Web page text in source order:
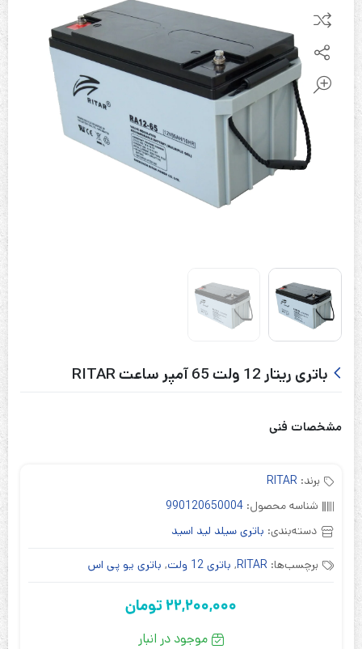
باتری ریتار 12 ولت 65 آمپر ساعت RITAR
مشخصات فنی
برند: RITAR
شناسه محصول: 990120650004
دسته‌بندی: باتری سیلد لید اسید
برچسب‌ها: RITAR
, باتری 12 ولت , باتری یو پی اس
22,200,000 تومان
موجود در انبار